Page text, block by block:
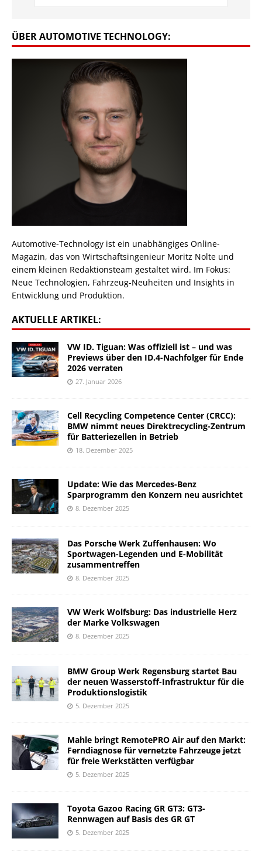
ÜBER AUTOMOTIVE TECHNOLOGY:
Automotive-Technology ist ein unabhängiges Online-
Magazin, das von Wirtschaftsingenieur Moritz Nolte und
einem kleinen Redaktionsteam gestaltet wird. Im Fokus:
Neue Technologien, Fahrzeug-Neuheiten und Insights in
Entwicklung und Produktion.
AKTUELLE ARTIKEL:
VW ID. Tiguan: Was offiziell ist – und was
Previews über den ID.4-Nachfolger für Ende
2026 verraten
27. Januar 2026
Cell Recycling Competence Center (CRCC):
BMW nimmt neues Direktrecycling-Zentrum
für Batteriezellen in Betrieb
18. Dezember 2025
Update: Wie das Mercedes-Benz
Sparprogramm den Konzern neu ausrichtet
8. Dezember 2025
Das Porsche Werk Zuffenhausen: Wo
Sportwagen-Legenden und E-Mobilität
zusammentreffen
8. Dezember 2025
VW Werk Wolfsburg: Das industrielle Herz
der Marke Volkswagen
8. Dezember 2025
BMW Group Werk Regensburg startet Bau
der neuen Wasserstoff-Infrastruktur für die
Produktionslogistik
5. Dezember 2025
Mahle bringt RemotePRO Air auf den Markt:
Ferndiagnose für vernetzte Fahrzeuge jetzt
für freie Werkstätten verfügbar
5. Dezember 2025
Toyota Gazoo Racing GR GT3: GT3-
Rennwagen auf Basis des GR GT
5. Dezember 2025